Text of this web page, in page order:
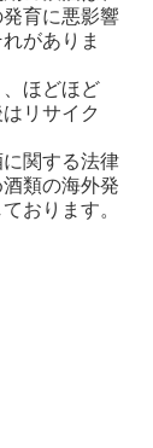
育に悪影響
がありま
ほどほど
リサイク
関する法律
類の海外発
おります。